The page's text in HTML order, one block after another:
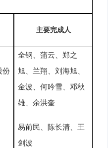
主要完成人
份
全钢、蒲云、郑之
旭、兰翔、刘海旭、
金波、何吟雪、邓秋
雄、余洪奎
易前民、陈长清、王
剑波